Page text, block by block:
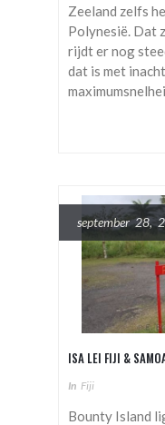
Zeeland zelfs
Polynesië. Dat
rijdt er nog
dat is met
september 28,
ISA LEI FIJI &
In Fiji
Bounty Island